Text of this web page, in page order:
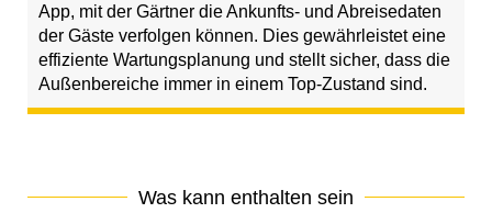
App, mit der Gärtner die Ankunfts- und Abreisedaten
der Gäste verfolgen können. Dies gewährleistet eine
effiziente Wartungsplanung und stellt sicher, dass die
Außenbereiche immer in einem Top-Zustand sind.
Was kann enthalten sein